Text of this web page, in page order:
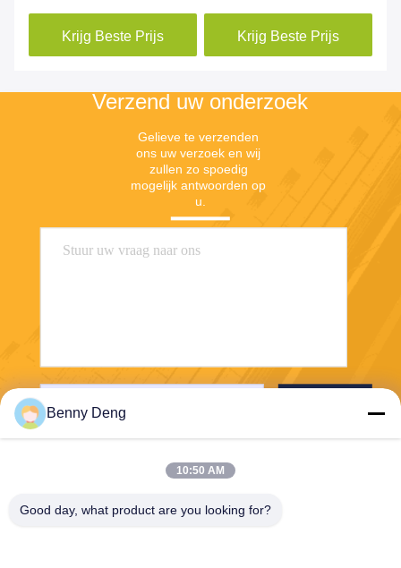
Roestvrij
staalbeeldhouwwerk voor
Stadsdecoratie
Krijg Beste Prijs
en het Beeldhouwwerk van
de Metaaltuin
Krijg Beste Prijs
Verzend uw onderzoek
Gelieve te verzenden
ons uw verzoek en wij
zullen zo spoedig
mogelijk antwoorden op
u.
Benny Deng
10:50 AM
Good day, what product are you looking for?